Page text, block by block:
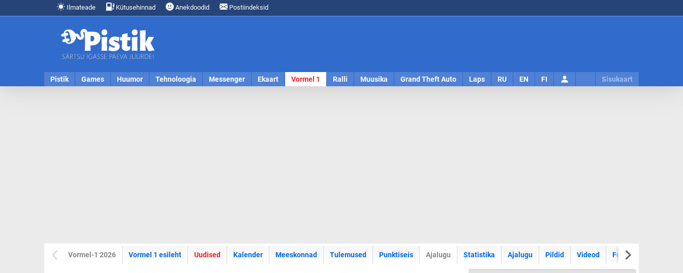
Ilmateade Kütusehinnad Anekdoodid Postiindeksid
Pistik Games Huumor Tehnoloogia Messenger Ekaart Vormel 1 Ralli Muusika Grand Theft Auto Laps RU EN FI Sisukaart
Vormel-1 2026 Vormel 1 esileht Uudised Kalender Meeskonnad Tulemused Punktiseis Ajalugu Statistika Ajalugu Pildid Videod Foorum